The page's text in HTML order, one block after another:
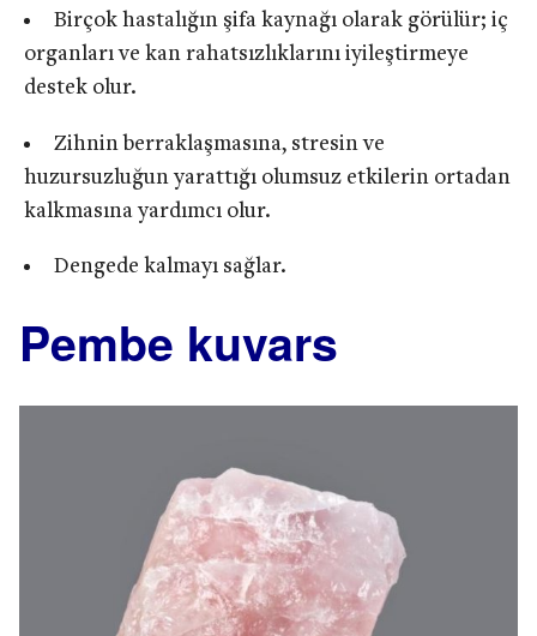
Birçok hastalığın şifa kaynağı olarak görülür; iç
organları ve kan rahatsızlıklarını iyileştirmeye
destek olur.
Zihnin berraklaşmasına, stresin ve
huzursuzluğun yarattığı olumsuz etkilerin ortadan
kalkmasına yardımcı olur.
Dengede kalmayı sağlar.
Pembe kuvars